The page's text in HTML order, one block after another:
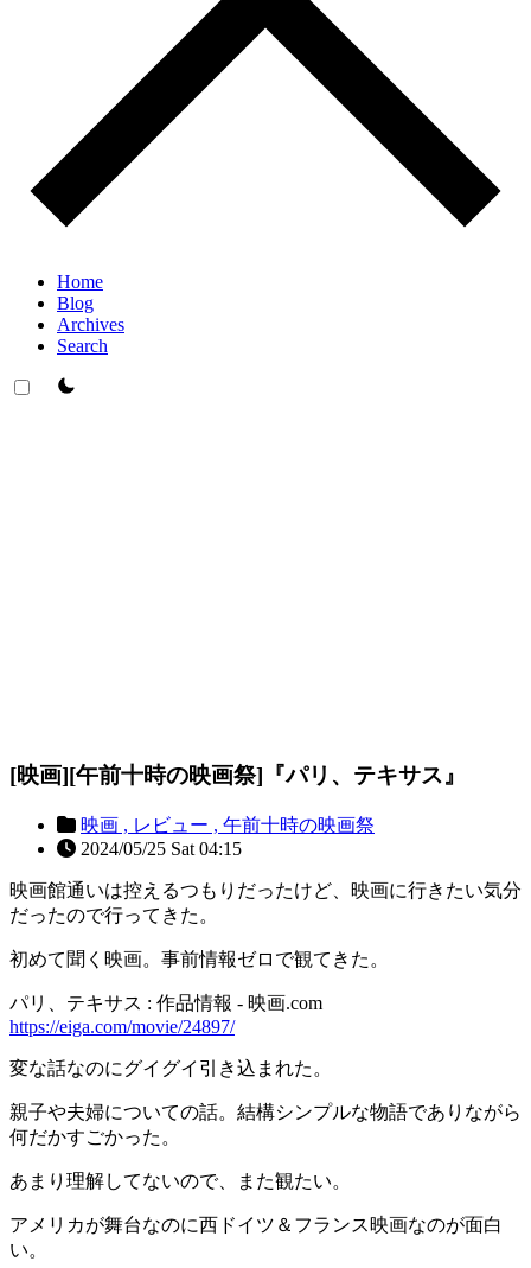
Home
Blog
Archives
Search
theme switcher
[映画][午前十時の映画祭]『パリ、テキサス』
映画 , レビュー , 午前十時の映画祭
2024/05/25 Sat 04:15
映画館通いは控えるつもりだったけど、映画に行きたい気分
だったので行ってきた。
初めて聞く映画。事前情報ゼロで観てきた。
パリ、テキサス : 作品情報 - 映画.com
https://eiga.com/movie/24897/
変な話なのにグイグイ引き込まれた。
親子や夫婦についての話。結構シンプルな物語でありながら
何だかすごかった。
あまり理解してないので、また観たい。
アメリカが舞台なのに西ドイツ＆フランス映画なのが面白
い。